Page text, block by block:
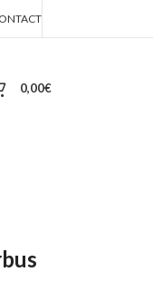
0,00€